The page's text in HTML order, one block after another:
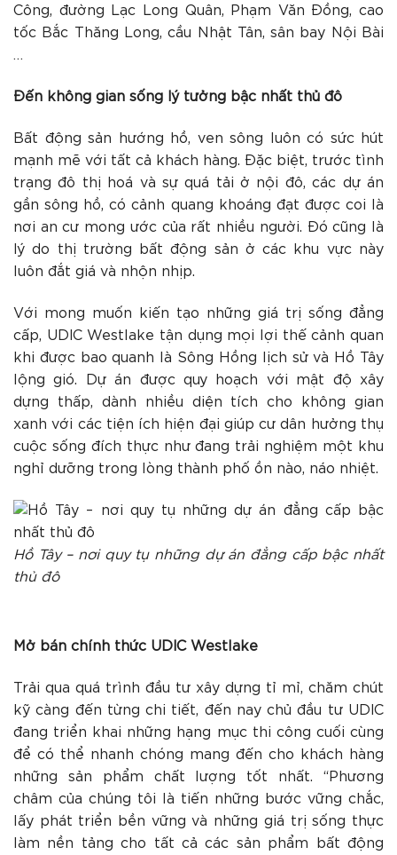
Công, đường Lạc Long Quân, Phạm Văn Đồng, cao
tốc Bắc Thăng Long, cầu Nhật Tân, sân bay Nội Bài
…
Đến không gian sống lý tưởng bậc nhất thủ đô
Bất động sản hướng hồ, ven sông luôn có sức hút
mạnh mẽ với tất cả khách hàng. Đặc biệt, trước tình
trạng đô thị hoá và sự quá tải ở nội đô, các dự án
gần sông hồ, có cảnh quang khoáng đạt được coi là
nơi an cư mong ước của rất nhiều người. Đó cũng là
lý do thị trường bất động sản ở các khu vực này
luôn đắt giá và nhộn nhịp.
Với mong muốn kiến tạo những giá trị sống đẳng
cấp, UDIC Westlake tận dụng mọi lợi thế cảnh quan
khi được bao quanh là Sông Hồng lịch sử và Hồ Tây
lộng gió. Dự án được quy hoạch với mật độ xây
dựng thấp, dành nhiều diện tích cho không gian
xanh với các tiện ích hiện đại giúp cư dân hưởng thụ
cuộc sống đích thực như đang trải nghiệm một khu
nghỉ dưỡng trong lòng thành phố ồn nào, náo nhiệt.
Hồ Tây – nơi quy tụ những dự án đẳng cấp bậc nhất
thủ đô
Mở bán chính thức UDIC Westlake
Trải qua quá trình đầu tư xây dựng tỉ mỉ, chăm chút
kỹ càng đến từng chi tiết, đến nay chủ đầu tư UDIC
đang triển khai những hạng mục thi công cuối cùng
để có thể nhanh chóng mang đến cho khách hàng
những sản phẩm chất lượng tốt nhất. “Phương
châm của chúng tôi là tiến những bước vững chắc,
lấy phát triển bền vững và những giá trị sống thực
làm nền tảng cho tất cả các sản phẩm bất động